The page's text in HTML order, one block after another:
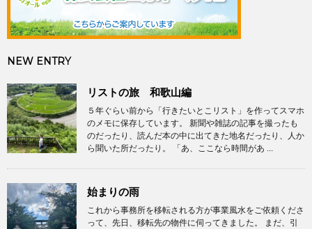
NEW ENTRY
リストの旅 和歌山編
５年ぐらい前から「行きたいとこリスト」を作ってスマホ
のメモに保存しています。 新聞や雑誌の記事を撮ったも
のだったり、読んだ本の中に出てきた地名だったり、人か
ら聞いた所だったり。 「あ、ここなら時間があ ...
始まりの雨
これから事務所を移転される方が事業風水をご依頼くださ
って、先日、移転先の物件に伺ってきました。 まだ、引